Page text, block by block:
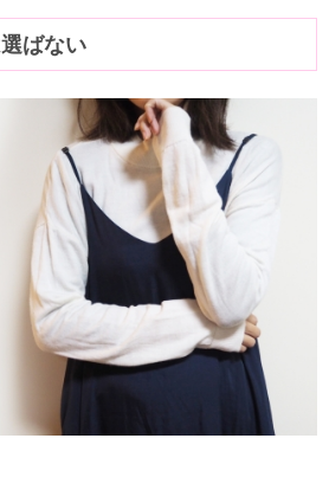
ばない